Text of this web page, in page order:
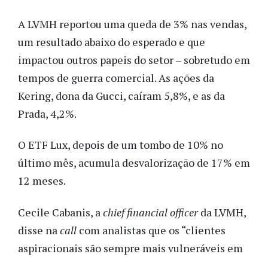
A LVMH reportou uma queda de 3% nas vendas,
um resultado abaixo do esperado e que
impactou outros papeis do setor – sobretudo em
tempos de guerra comercial. As ações da
Kering, dona da Gucci, caíram 5,8%, e as da
Prada, 4,2%.
O ETF Lux, depois de um tombo de 10% no
último mês, acumula desvalorização de 17% em
12 meses.
Cecile Cabanis, a chief financial officerda LVMH,
disse na call com analistas que os “clientes
aspiracionais são sempre mais vulneráveis em